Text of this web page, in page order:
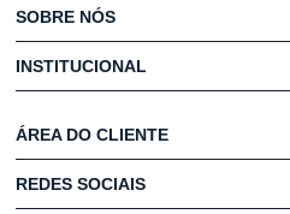
SOBRE NÓS
INSTITUCIONAL
ÁREA DO CLIENTE
REDES SOCIAIS